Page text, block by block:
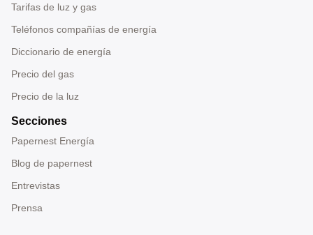
Tarifas de luz y gas
Teléfonos compañías de energía
Diccionario de energía
Precio del gas
Precio de la luz
Secciones
Papernest Energía
Blog de papernest
Entrevistas
Prensa